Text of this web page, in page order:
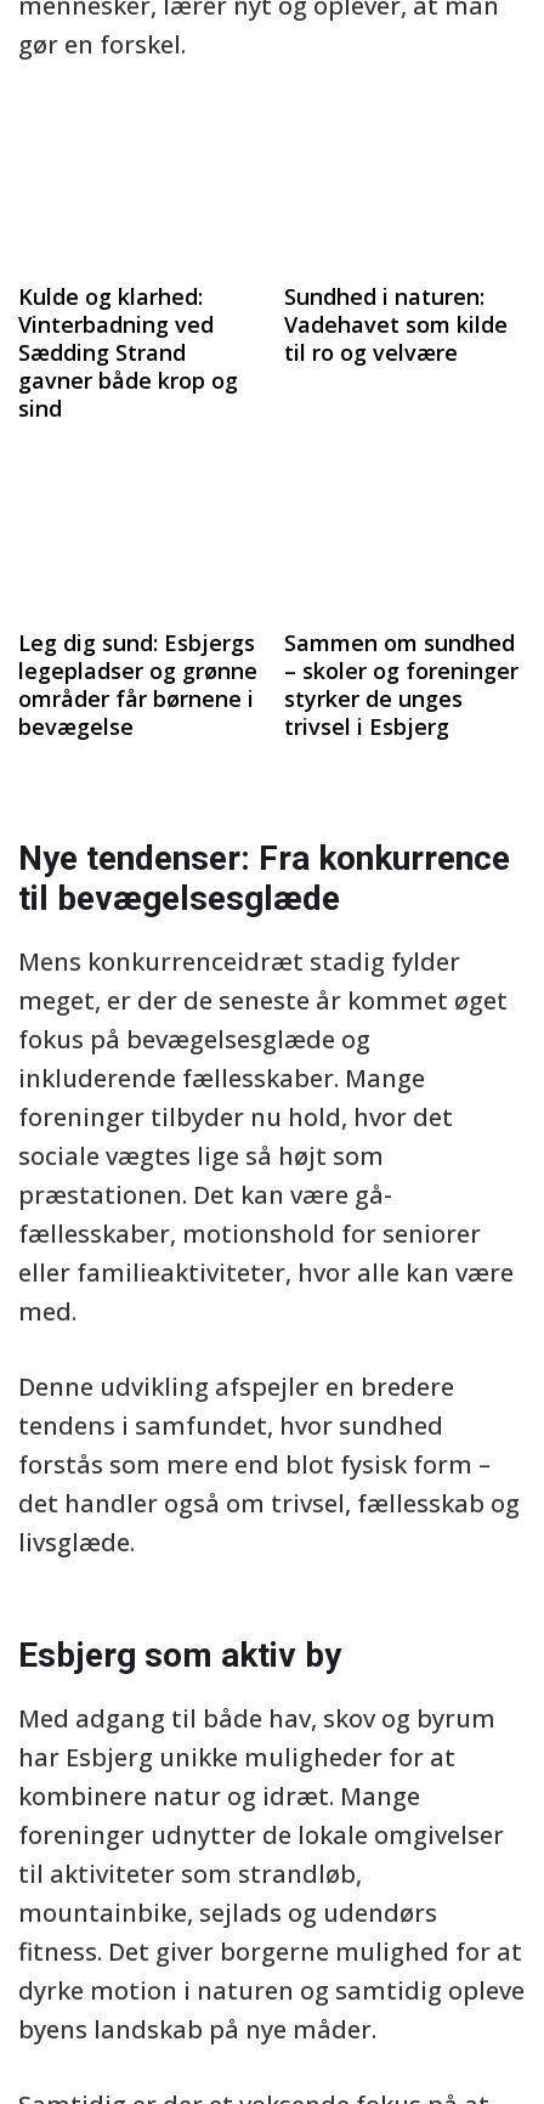
gør en forskel.
Kulde og klarhed:
Vinterbadning ved
Sædding Strand
gavner både krop og
sind
Sundhed i naturen:
Vadehavet som kilde
til ro og velvære
Leg dig sund: Esbjergs
legepladser og grønne
områder får børnene i
bevægelse
Sammen om sundhed
– skoler og foreninger
styrker de unges
trivsel i Esbjerg
Nye tendenser: Fra konkurrence
til bevægelsesglæde
Mens konkurrenceidræt stadig fylder
meget, er der de seneste år kommet øget
fokus på bevægelsesglæde og
inkluderende fællesskaber. Mange
foreninger tilbyder nu hold, hvor det
sociale vægtes lige så højt som
præstationen. Det kan være gå-
fællesskaber, motionshold for seniorer
eller familieaktiviteter, hvor alle kan være
med.
Denne udvikling afspejler en bredere
tendens i samfundet, hvor sundhed
forstås som mere end blot fysisk form –
det handler også om trivsel, fællesskab og
livsglæde.
Esbjerg som aktiv by
Med adgang til både hav, skov og byrum
har Esbjerg unikke muligheder for at
kombinere natur og idræt. Mange
foreninger udnytter de lokale omgivelser
til aktiviteter som strandløb,
mountainbike, sejlads og udendørs
fitness. Det giver borgerne mulighed for at
dyrke motion i naturen og samtidig opleve
byens landskab på nye måder.